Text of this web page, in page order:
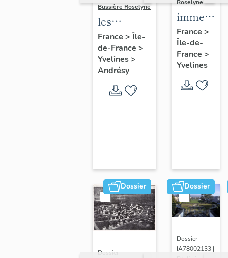
Bussière Roselyne
les
immeubles,
maisons et
fermes du
canton
d'Andrésy
France > Île-
de-France >
Yvelines>
Andrésy
Roselyne
maisons,
fermes
France >
Île-de-
France >
Yvelines
Dossier
Dossier
Dossier
Dossier
IA78002133 |